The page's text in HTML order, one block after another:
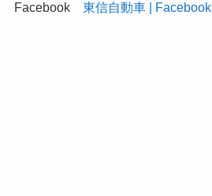
Facebook 東信自動車 | Facebook